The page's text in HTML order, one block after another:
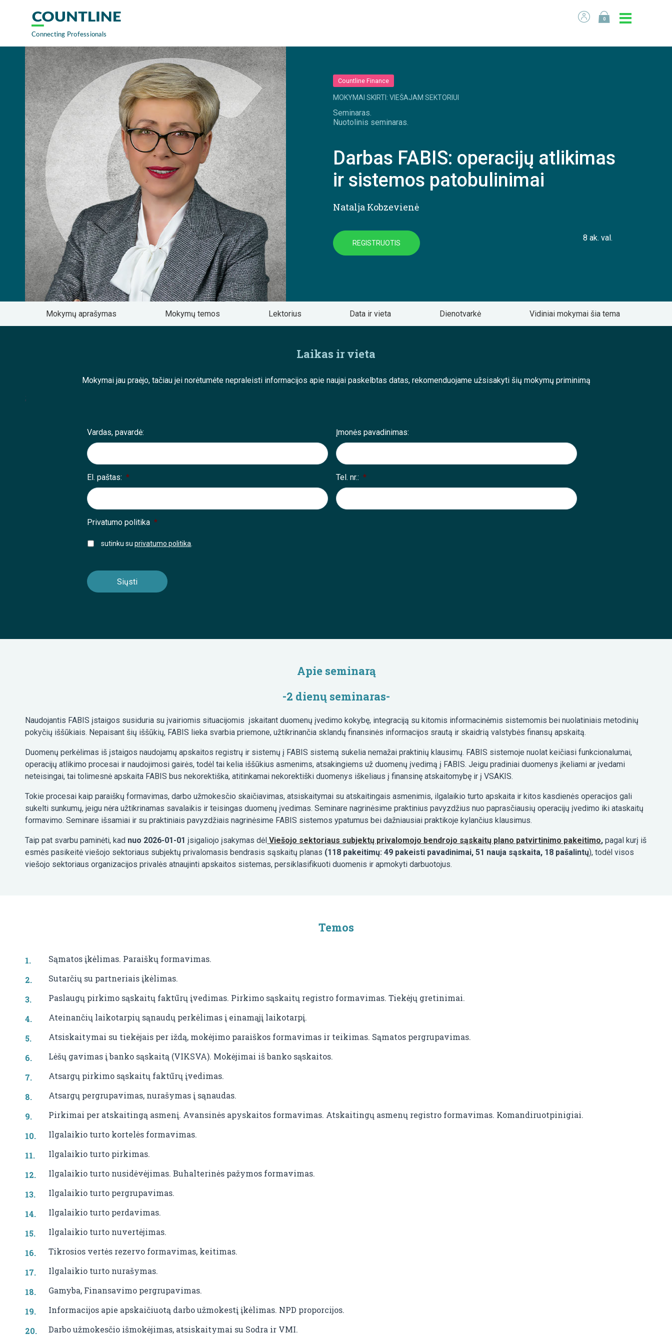
0
Countline Finance
MOKYMAI SKIRTI: VIEŠAJAM SEKTORIUI
Seminaras.
Nuotolinis seminaras.
Darbas FABIS: operacijų atlikimas
ir sistemos patobulinimai
Natalja Kobzevienė
REGISTRUOTIS
8 ak. val.
Mokymų aprašymas Mokymų temos Lektorius Data ir vieta Dienotvarkė Vidiniai mokymai šia tema
Laikas ir vieta
Mokymai jau praėjo, tačiau jei norėtumėte nepraleisti informacijos apie naujai paskelbtas datas, rekomenduojame užsisakyti šių mokymų priminimą
;
Vardas, pavardė: Įmonės pavadinimas:
El. paštas: * Tel. nr.: *
Privatumo politika *
sutinku suprivatumo politika
Apie seminarą
-2 dienų seminaras-
Naudojantis FABIS įstaigos susiduria su įvairiomis situacijomis įskaitant duomenų įvedimo kokybę, integraciją su kitomis informacinėmis sistemomis bei nuolatiniais metodinių
pokyčių iššūkiais. Nepaisant šių iššūkių, FABIS lieka svarbia priemone, užtikrinančia sklandų finansinės informacijos srautą ir skaidrią valstybės finansų apskaitą.
Duomenų perkėlimas iš įstaigos naudojamų apskaitos registrų ir sistemų į FABIS sistemą sukelia nemažai praktinių klausimų. FABIS sistemoje nuolat keičiasi funkcionalumai,
operacijų atlikimo procesai ir naudojimosi gairės, todėl tai kelia iššūkius asmenims, atsakingiems už duomenų įvedimą į FABIS. Jeigu pradiniai duomenys įkeliami ar įvedami
neteisingai, tai tolimesnė apskaita FABIS bus nekorektiška, atitinkamai nekorektiški duomenys iškeliaus į finansinę atskaitomybę ir į VSAKIS.
Tokie procesai kaip paraiškų formavimas, darbo užmokesčio skaičiavimas, atsiskaitymai su atskaitingais asmenimis, ilgalaikio turto apskaita ir kitos kasdienės operacijos gali
sukelti sunkumų, jeigu nėra užtikrinamas savalaikis ir teisingas duomenų įvedimas. Seminare nagrinėsime praktinius pavyzdžius nuo paprasčiausių operacijų įvedimo iki ataskaitų
formavimo. Seminare išsamiai ir su praktiniais pavyzdžiais nagrinėsime FABIS sistemos ypatumus bei dažniausiai praktikoje kylančius klausimus.
Taip pat svarbu paminėti, kad nuo 2026-01-01 įsigaliojo įsakymas dėl Viešojo sektoriaus subjektų privalomojo bendrojo sąskaitų plano patvirtinimo pakeitimo, pagal kurį iš
esmės pasikeitė viešojo sektoriaus subjektų privalomasis bendrasis sąskaitų planas (118 pakeitimų: 49 pakeisti pavadinimai, 51 nauja sąskaita, 18 pašalintų), todėl visos
viešojo sektoriaus organizacijos privalės atnaujinti apskaitos sistemas, persiklasifikuoti duomenis ir apmokyti darbuotojus.
Temos
Sąmatos įkėlimas. Paraiškų formavimas.
Sutarčių su partneriais įkėlimas.
Paslaugų pirkimo sąskaitų faktūrų įvedimas. Pirkimo sąskaitų registro formavimas. Tiekėjų gretinimai.
Ateinančių laikotarpių sąnaudų perkėlimas į einamąjį laikotarpį.
Atsiskaitymai su tiekėjais per iždą, mokėjimo paraiškos formavimas ir teikimas. Sąmatos pergrupavimas.
Lėšų gavimas į banko sąskaitą (VIKSVA). Mokėjimai iš banko sąskaitos.
Atsargų pirkimo sąskaitų faktūrų įvedimas.
Atsargų pergrupavimas, nurašymas į sąnaudas.
Pirkimai per atskaitingą asmenį. Avansinės apyskaitos formavimas. Atskaitingų asmenų registro formavimas. Komandiruotpinigiai.
Ilgalaikio turto kortelės formavimas.
Ilgalaikio turto pirkimas.
Ilgalaikio turto nusidėvėjimas. Buhalterinės pažymos formavimas.
Ilgalaikio turto pergrupavimas.
Ilgalaikio turto perdavimas.
Ilgalaikio turto nuvertėjimas.
Tikrosios vertės rezervo formavimas, keitimas.
Ilgalaikio turto nurašymas.
Gamyba, Finansavimo pergrupavimas.
Informacijos apie apskaičiuotą darbo užmokestį įkėlimas. NPD proporcijos.
Darbo užmokesčio išmokėjimas, atsiskaitymai su Sodra ir VMI.